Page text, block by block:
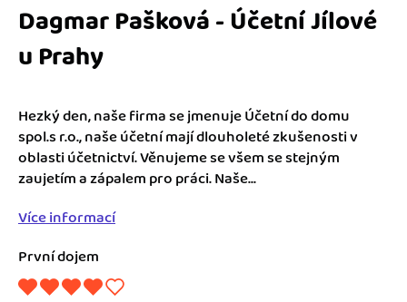
Hlídání cashflow
Spolupráce s účetní
Propojení na další systémy
Spřátelené účetní
Katalog doplňků
Nápověda
Jak začít podnikat
Jak se vyznat ve fakturaci
Blog
mini akademie
Šablony faktur
Šablona pro plátce DPH
Šablona pro neplátce DPH
Registrovat ZDARMA
Dagmar Pašková - Účetní Jílové
u Prahy
Hezký den, naše firma se jmenuje Účetní do domu
spol.s r.o., naše účetní mají dlouholeté zkušenosti v
oblasti účetnictví. Věnujeme se všem se stejným
zaujetím a zápalem pro práci. Naše...
Více informací
První dojem